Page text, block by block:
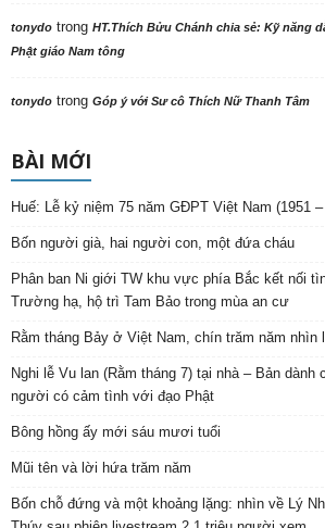
tonydo trong HT.Thích Bửu Chánh chia sẻ: Kỹ năng
Phật giáo Nam tông
tonydo trong Góp ý với Sư cô Thích Nữ Thanh Tâm
BÀI MỚI
Huế: Lễ kỷ niệm 75 năm GĐPT Việt Nam (1951 –
Bốn người già, hai người con, một đứa cháu
Phân ban Ni giới TW khu vực phía Bắc kết nối
Trường hạ, hộ trì Tam Bảo trong mùa an cư
Rằm tháng Bảy ở Việt Nam, chín trăm năm nhìn
Nghi lễ Vu lan (Rằm tháng 7) tại nhà – Bản
người có cảm tình với đạo Phật
Bông hồng ấy mới sáu mươi tuổi
Mũi tên và lời hứa trăm năm
Bốn chỗ đứng và một khoảng lặng: nhìn về Lý